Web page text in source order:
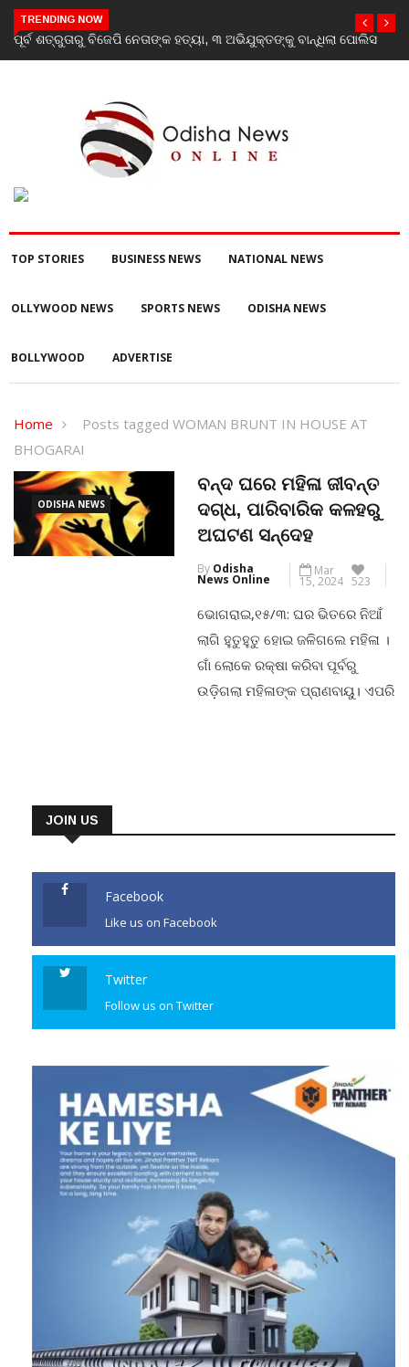
TRENDING NOW
ପୂର୍ବ ଶତ୍ରୁତାରୁ ବିଜେପି ନେତାଙ୍କ ହତ୍ୟା, ୩ ଅଭିଯୁକ୍ତଙ୍କୁ ବାନ୍ଧିଲା ପୋଲିସ
TOP STORIES BUSINESS NEWS NATIONAL NEWS
OLLYWOOD NEWS SPORTS NEWS ODISHA NEWS
BOLLYWOOD ADVERTISE
Home
Posts tagged WOMAN BRUNT IN HOUSE AT
BHOGARAI
ODISHA NEWS
ବନ୍ଦ ଘରେ ମହିଳା ଜୀବନ୍ତ
ଦଗ୍ଧ, ପାରିବାରିକ କଳହରୁ
ଅଘଟଣ ସନ୍ଦେହ
By Odisha
News Online
Mar
15, 2024 523
ଭୋଗରାଇ,୧୫/୩: ଘର ଭିତରେ ନିଆଁ
ଲାଗି ହୁତୁହୁତୁ ହୋଇ ଜଳିଗଲେ ମହିଳା ।
ଗାଁ ଲୋକେ ରକ୍ଷା କରିବା ପୂର୍ବରୁ
ଉଡ଼ିଗଲା ମହିଳାଙ୍କ ପ୍ରାଣବାୟୁ। ଏପରି
ବିବାହ କରିଥିଲେ। ଉଭୟଙ୍କର ଦୁଇ
[…]
JOIN US
Facebook
Like us on Facebook
Twitter
Follow us on Twitter